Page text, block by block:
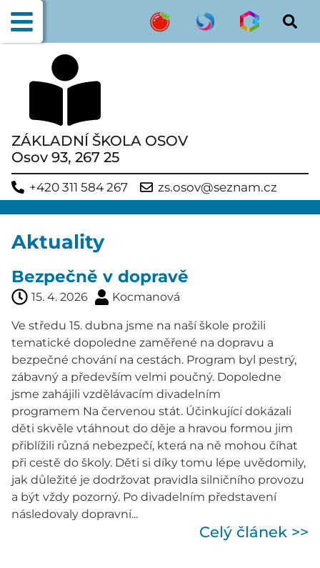
ZÁKLADNÍ ŠKOLA OSOV
Osov 93, 267 25
+420 311 584 267 zs.osov@seznam.cz
Aktuality
Bezpečně v dopravě
15. 4. 2026 Kocmanová
Ve středu 15. dubna jsme na naší škole prožili
tematické dopoledne zaměřené na dopravu a
bezpečné chování na cestách. Program byl pestrý,
zábavný a především velmi poučný. Dopoledne
jsme zahájili vzdělávacím divadelním
programem Na červenou stát. Účinkující dokázali
děti skvěle vtáhnout do děje a hravou formou jim
přiblížili různá nebezpečí, která na ně mohou číhat
při cestě do školy. Děti si díky tomu lépe uvědomily,
jak důležité je dodržovat pravidla silničního provozu
a být vždy pozorný. Po divadelním představení
následovaly dopravní...
Celý článek >>